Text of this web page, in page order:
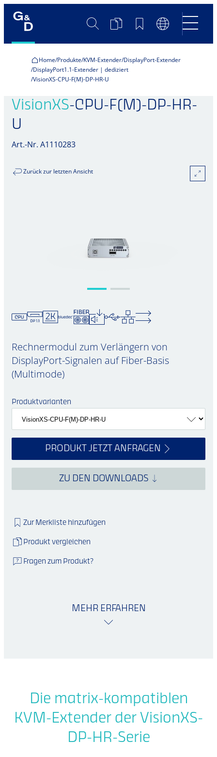
SucheProduktvergleich
Merkliste
Home Produkte KVM-Extender DisplayPort-Extender
DisplayPort1.1-Extender | dediziert
VisionXS-CPU-F(M)-DP-HR-U
VisionXS-CPU-F(M)-DP-HR-
U
Art.-Nr. A1110283
Zurück zur letzten Ansicht
Rechnermodul zum Verlängern von
DisplayPort-Signalen auf Fiber-Basis
(Multimode)
Produktvarianten
PRODUKT JETZT ANFRAGEN
ZU DEN DOWNLOADS
Zur Merkliste hinzufügen
Produkt vergleichen
Fragen zum Produkt?
MEHR ERFAHREN
Die matrix-kompatiblen
KVM-Extender der VisionXS-
DP-HR-Serie